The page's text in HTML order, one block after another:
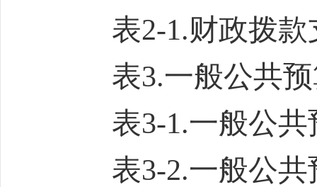
表2-1.财政拨
表3.一般公共
表3-1.一般公
表3-2.一般公